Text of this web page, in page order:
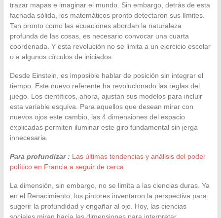
trazar mapas e imaginar el mundo. Sin embargo, detrás de esta
fachada sólida, los matemáticos pronto detectaron sus límites.
Tan pronto como las ecuaciones abordan la naturaleza
profunda de las cosas, es necesario convocar una cuarta
coordenada. Y esta revolución no se limita a un ejercicio escolar
o a algunos círculos de iniciados.
Desde Einstein, es imposible hablar de posición sin integrar el
tiempo. Este nuevo referente ha revolucionado las reglas del
juego. Los científicos, ahora, ajustan sus modelos para incluir
esta variable esquiva. Para aquellos que desean mirar con
nuevos ojos este cambio, las 4 dimensiones del espacio
explicadas permiten iluminar este giro fundamental sin jerga
innecesaria.
Para profundizar : Las últimas tendencias y análisis del poder
político en Francia a seguir de cerca
La dimensión, sin embargo, no se limita a las ciencias duras. Ya
en el Renacimiento, los pintores inventaron la perspectiva para
sugerir la profundidad y engañar al ojo. Hoy, las ciencias